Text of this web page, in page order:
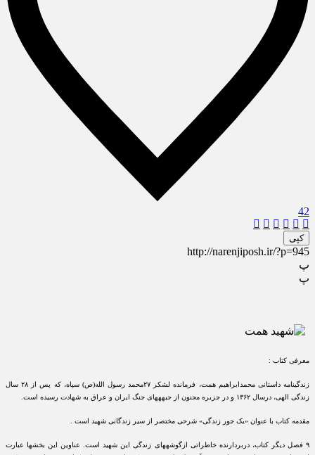
42
کپی
http://narenjiposh.ir/?p=945
پ
پ
معرفی کتاب :
زندگی‏نامه داستانی محمدابراهیم همت، فرمانده لشکر ۲۷محمد رسول الله(ص) سپاه، که پس از ۲۸ سال
زندگی الهی، درسال ۱۳۶۲ و در جزیره مجنون از جبهه‏های جنگ ایران و عراق به شهادت رسیده است.
مقدمه کتاب با عنوان «یک جور زندگی» شرحی مختصر از سیر زندگانی شهید است .
۹ فصل دیگر کتاب، دربردارنده خاطراتی ازگوشه‏های زندگی این شهید است. عناوین این بخشها عبارت